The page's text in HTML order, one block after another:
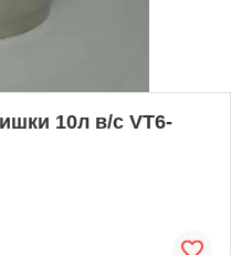
10л в/с VT6-